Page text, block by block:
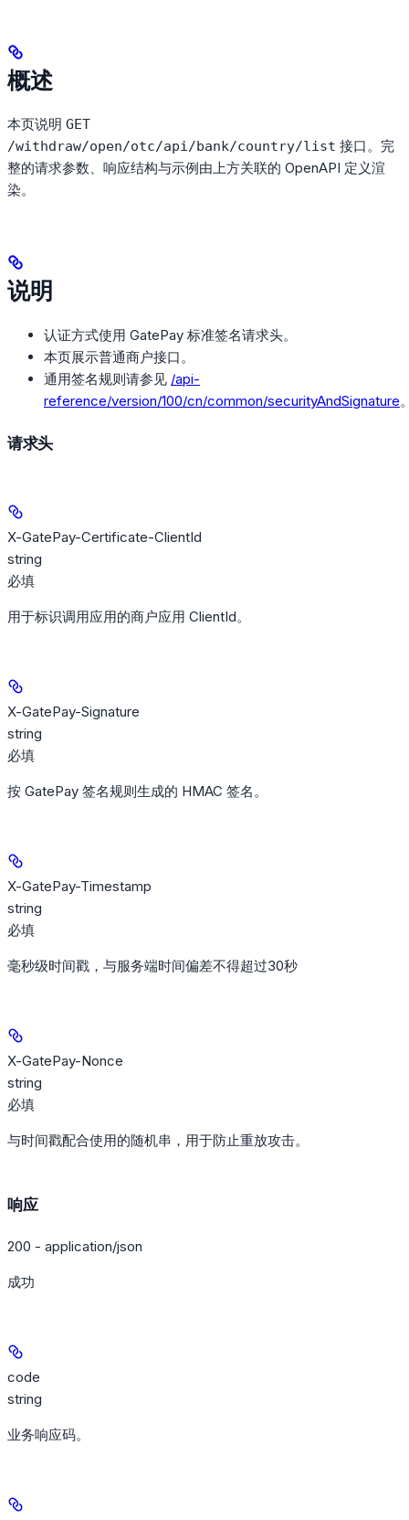
概述
本页说明 GET
/withdraw/open/otc/api/bank/country/list 接口。完
整的请求参数、响应结构与示例由上方关联的 OpenAPI 定义渲
染。
说明
认证方式使用 GatePay 标准签名请求头。
本页展示普通商户接口。
通用签名规则请参见 /api-
reference/version/100/cn/common/securityAndSignature
请求头
X-GatePay-Certificate-ClientId
string
必填
用于标识调用应用的商户应用 ClientId。
X-GatePay-Signature
string
必填
按 GatePay 签名规则生成的 HMAC 签名。
X-GatePay-Timestamp
string
必填
毫秒级时间戳，与服务端时间偏差不得超过30秒
X-GatePay-Nonce
string
必填
与时间戳配合使用的随机串，用于防止重放攻击。
响应
200 - application/json
成功
code
string
业务响应码。